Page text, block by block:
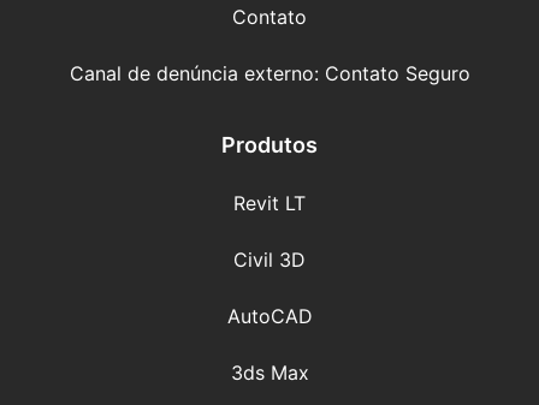
Contato
Canal de denúncia externo: Contato Seguro
Produtos
Revit LT
Civil 3D
AutoCAD
3ds Max